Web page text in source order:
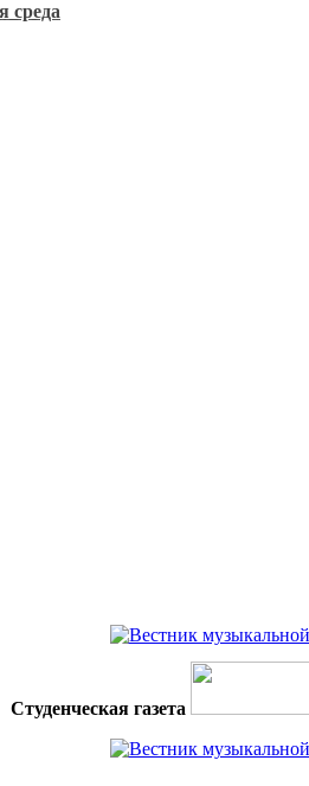
среда
Студенческая газета